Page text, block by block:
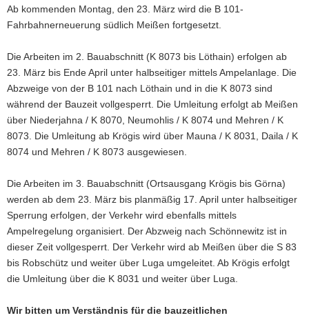
a
v
g
a
t
i
o
n
Ab kommenden Montag, den 23. März wird die B 101-
Fahrbahnerneuerung südlich Meißen fortgesetzt.
Die Arbeiten im 2. Bauabschnitt (K 8073 bis Löthain) erfolgen ab
23. März bis Ende April unter halbseitiger mittels Ampelanlage. Die
Abzweige von der B 101 nach Löthain und in die K 8073 sind
während der Bauzeit vollgesperrt. Die Umleitung erfolgt ab Meißen
über Niederjahna / K 8070, Neumohlis / K 8074 und Mehren / K
8073. Die Umleitung ab Krögis wird über Mauna / K 8031, Daila / K
8074 und Mehren / K 8073 ausgewiesen.
Die Arbeiten im 3. Bauabschnitt (Ortsausgang Krögis bis Görna)
werden ab dem 23. März bis planmäßig 17. April unter halbseitiger
Sperrung erfolgen, der Verkehr wird ebenfalls mittels
Ampelregelung organisiert. Der Abzweig nach Schönnewitz ist in
dieser Zeit vollgesperrt. Der Verkehr wird ab Meißen über die S 83
bis Robschütz und weiter über Luga umgeleitet. Ab Krögis erfolgt
die Umleitung über die K 8031 und weiter über Luga.
Wir bitten um Verständnis für die bauzeitlichen